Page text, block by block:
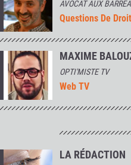
AVOCAT AUX
Questions De Droit
MAXIME
OPTI'MISTE TV
Web TV
LA RÉDACTION